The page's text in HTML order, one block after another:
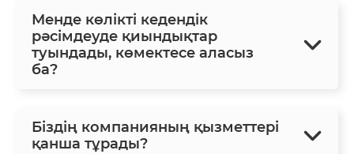
Менде көлікті кедендік
рәсімдеуде қиындықтар
туындады, көмектесе аласыз
ба?
Біздің компанияның қызметтері
қанша тұрады?